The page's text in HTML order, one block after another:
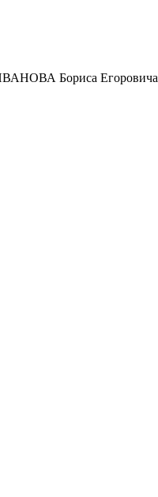
Бориса Егоровича